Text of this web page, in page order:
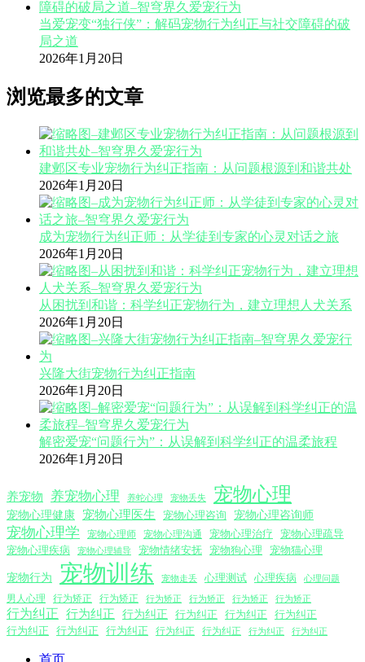
当爱宠变“独行侠”：解码宠物行为纠正与社交障碍的破
局之道
2026年1月20日
浏览最多的文章
建邺区专业宠物行为纠正指南：从问题根源到和谐共处
2026年1月20日
成为宠物行为纠正师：从学徒到专家的心灵对话之旅
2026年1月20日
从困扰到和谐：科学纠正宠物行为，建立理想人犬关系
2026年1月20日
兴隆大街宠物行为纠正指南
2026年1月20日
解密爱宠“问题行为”：从误解到科学纠正的温柔旅程
2026年1月20日
养宠物 养宠物心理 养蛇心理 宠物丢失 宠物心理
宠物心理健康 宠物心理医生 宠物心理咨询 宠物心理咨询师
宠物心理学 宠物心理师 宠物心理沟通 宠物心理治疗
宠物心理疏导
宠物心理疾病
宠物心理辅导 宠物情绪安抚 宠物狗心理 宠物猫心理
宠物行为 宠物训练 宠物走丢 心理测试 心理疾病 心理问题
男人心理 行为矫正 行为矫正 行为矫正 行为矫正 行为矫正 行为矫正
行为纠正 行为纠正 行为纠正 行为纠正 行为纠正
行为纠正
行为纠正
行为纠正 行为纠正 行为纠正 行为纠正 行为纠正 行为纠正
首页